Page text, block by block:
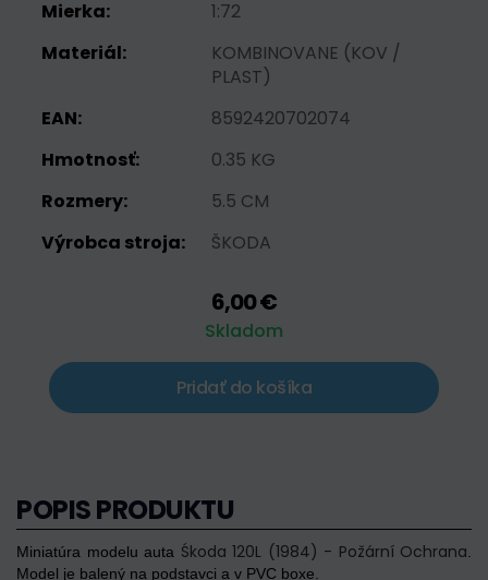
Mierka:
1:72
Materiál:
KOMBINOVANE (KOV /
PLAST)
EAN:
8592420702074
Hmotnosť:
0.35 KG
Rozmery:
5.5 CM
Výrobca stroja:
ŠKODA
6,00 €
Skladom
Pridať do košíka
POPIS PRODUKTU
Miniatúra modelu auta Śkoda 120L (1984) - Požární Ochrana
Model je balený na podstavci a v PVC boxe.